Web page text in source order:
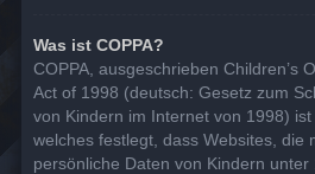
Was ist COPPA?
COPPA, ausgeschrieben Children’s
Act of 1998 (deutsch: Gesetz zum
von Kindern im Internet von 1998)
welches festlegt, dass Websites, die
persönliche Daten von Kindern